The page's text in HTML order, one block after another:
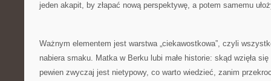
jeden akapit, by złapać nową perspektywę, a potem samemu
Ważnym elementem jest warstwa „ciekawostkowa”, czyli
nabiera smaku. Matka w Berku lubi małe historie: skąd wzięła
pewien zwyczaj jest nietypowy, co warto wiedzieć, zanim